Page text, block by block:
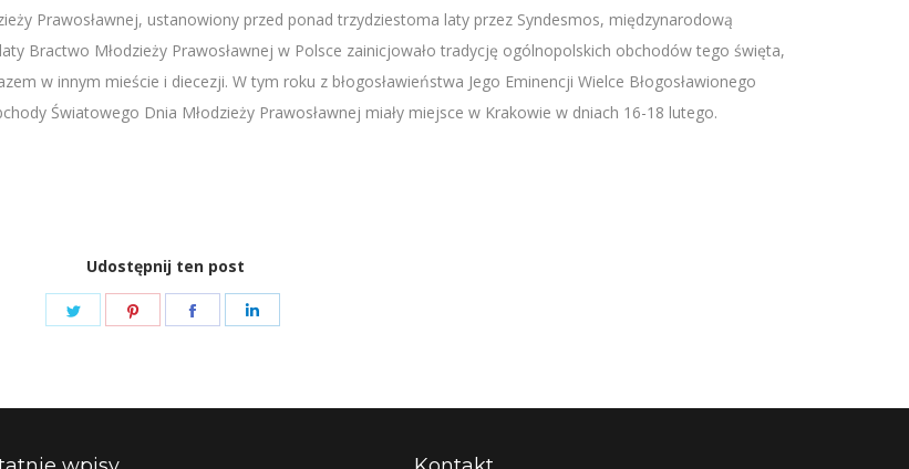
Prawosławnej, ustanowiony przed ponad trzydziestoma laty przez Syndesmos, międzynarodową
Bractwo Młodzieży Prawosławnej w Polsce zainicjowało tradycję ogólnopolskich obchodów tego święta,
w innym mieście i diecezji. W tym roku z błogosławieństwa Jego Eminencji Wielce Błogosławionego
Światowego Dnia Młodzieży Prawosławnej miały miejsce w Krakowie w dniach 16-18 lutego.
Udostępnij ten post
Share
Share
Share